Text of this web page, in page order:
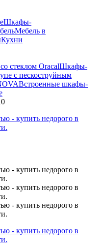
Шкафы-
Мебель в
Кухни
стеклом OracalШкафы-
с пескоструйным
Встроенные шкафы-